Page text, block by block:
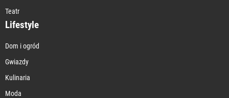
Teatr
Lifestyle
Dom i ogród
Gwiazdy
Kulinaria
Moda